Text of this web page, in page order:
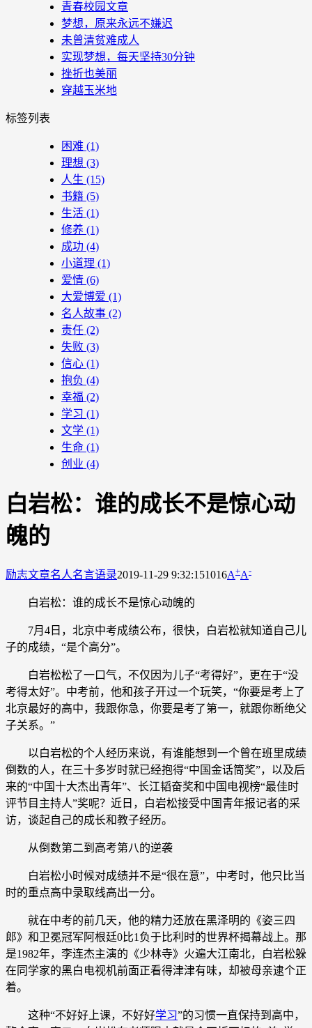
青春校园文章
梦想，原来永远不嫌迟
未曾清贫难成人
实现梦想，每天坚持30分钟
挫折也美丽
穿越玉米地
标签列表
困难 (1)
理想 (3)
人生 (15)
书籍 (5)
生活 (1)
修养 (1)
成功 (4)
小道理 (1)
爱情 (6)
大爱博爱 (1)
名人故事 (2)
责任 (2)
失败 (3)
信心 (1)
抱负 (4)
幸福 (2)
学习 (1)
文学 (1)
生命 (1)
创业 (4)
白岩松：谁的成长不是惊心动
魄的
励志文章名人名言语录2019-11-29 9:32:151016A+A-
白岩松：谁的成长不是惊心动魄的
7月4日，北京中考成绩公布，很快，白岩松就知道自己儿
子的成绩，“是个高分”。
白岩松松了一口气，不仅因为儿子“考得好”，更在于“没
考得太好”。中考前，他和孩子开过一个玩笑，“你要是考上了
北京最好的高中，我跟你急，你要是考了第一，就跟你断绝父
子关系。”
以白岩松的个人经历来说，有谁能想到一个曾在班里成绩
倒数的人，在三十多岁时就已经抱得“中国金话筒奖”，以及后
来的“中国十大杰出青年”、长江韬奋奖和中国电视榜“最佳时
评节目主持人”奖呢？近日，白岩松接受中国青年报记者的采
访，谈起自己的成长和教子经历。
从倒数第二到高考第八的逆袭
白岩松小时候对成绩并不是“很在意”，中考时，他只比当
时的重点高中录取线高出一分。
就在中考的前几天，他的精力还放在黑泽明的《姿三四
郎》和卫冕冠军阿根廷0比1负于比利时的世界杯揭幕战上。那
是1982年，李连杰主演的《少林寺》火遍大江南北，白岩松躲
在同学家的黑白电视机前面正看得津津有味，却被母亲逮个正
着。
这种“不好好上课，不好好学习”的习惯一直保持到高中，